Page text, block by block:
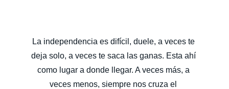
La independencia es difícil, duele, a veces te
deja solo, a veces te saca las ganas. Esta ahí
como lugar a donde llegar. A veces más, a
veces menos, siempre nos cruza el